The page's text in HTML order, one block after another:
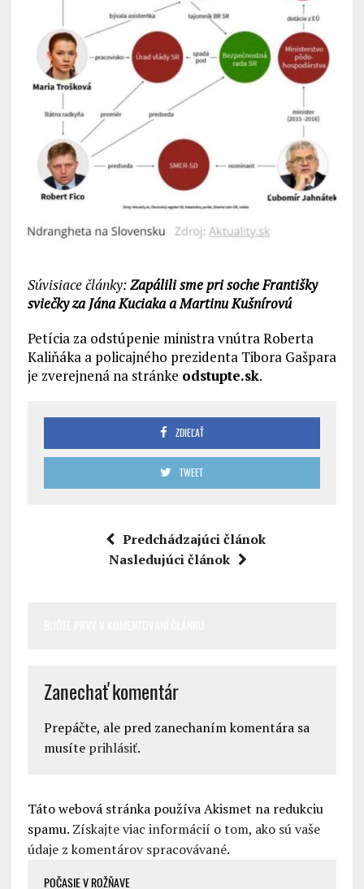
Súvisiace články:Zapálili sme pri soche Františky
sviečky za Jána Kuciaka a Martinu Kušnírovú
Petícia za odstúpenie ministra vnútra Roberta
Kaliňáka a policajného prezidenta Tibora Gašpara
je zverejnená na stránke odstupte.sk.
ZDIEĽAŤ
TWEET
Predchádzajúci článok
Nasledujúci článok
Zanechať komentár
Prepáčte, ale pred zanechaním komentára sa
musíte prihlásiť.
Táto webová stránka používa Akismet na redukciu
spamu. Získajte viac informácií o tom, ako sú vaše
údaje z komentárov spracovávané.
POČASIE V ROŽŇAVE